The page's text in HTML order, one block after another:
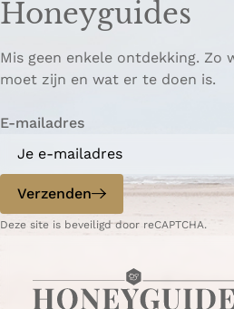
Honeyguides
Mis geen enkele ontdekking. Zo
moet zijn en wat er te doen is.
E-mailadres
Verzenden
Deze site is beveiligd door reCAPTCHA.